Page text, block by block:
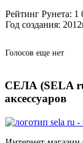
Рейтинг Рунета: 1
Год создания:
Голосов еще нет
СЕЛА (SELA
аксессуаров